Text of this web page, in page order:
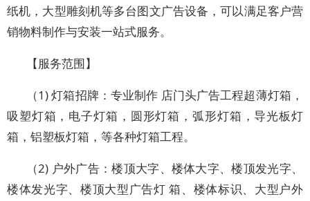
纸机，大型雕刻机等多台图文广告设备，可以满足客户营
销物料制作与安装一站式服务。
【服务范围】
（1) 灯箱招牌：专业制作 店门头广告工程超薄灯箱，
吸塑灯箱，电子灯箱，圆形灯箱，弧形灯箱，导光板灯
箱，铝塑板灯箱，等各种灯箱工程。
（2) 户外广告：楼顶大字、楼体大字、楼顶发光字、
楼体发光字、楼顶大型广告灯 箱、楼体标识、大型户外